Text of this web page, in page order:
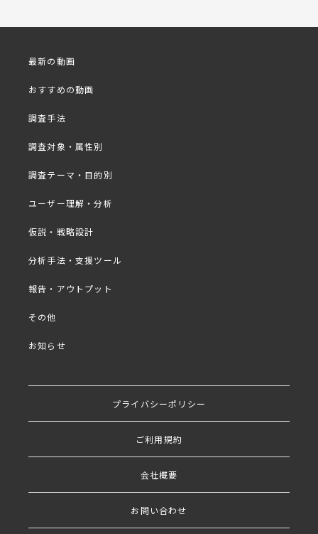
の事例を題材にソリューションを解説いたします。
解頂けましたら幸いです。
■プログラム
最新の動画
おすすめの動画
調査手法
調査対象・属性別
調査テーマ・目的別
ユーザー理解・分析
仮説・戦略設計
分析手法・支援ツール
報告・アウトプット
その他
お知らせ
プライバシーポリシー
ご利用規約
会社概要
お問い合わせ